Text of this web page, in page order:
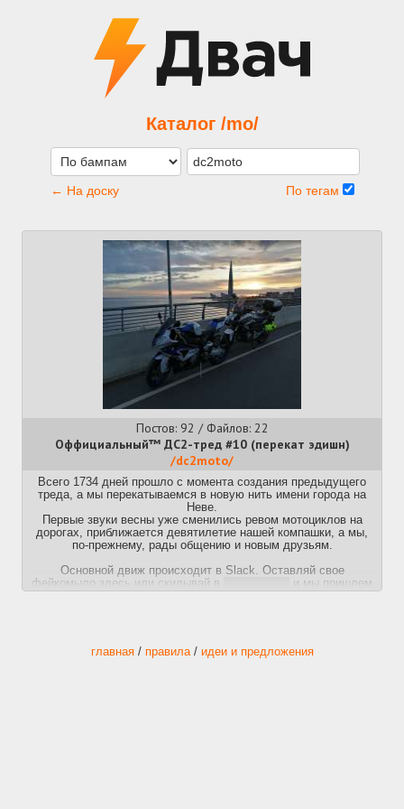
Каталог /mo/
← На доску По тегам
Постов: 92 / Файлов: 22
Оффициальный™ ДС2-тред #10 (перекат эдишн)
/dc2moto/
Всего 1734 дней прошло с момента создания предыдущего
треда, а мы перекатываемся в новую нить имени города на
Неве.
Первые звуки весны уже сменились ревом мотоциклов на
дорогах, приближается девятилетие нашей компашки, а мы,
по-прежнему, рады общению и новым друзьям.
Основной движ происходит в Slack. Оставляй свое
фейкомыло здесь или скидывай в
и мы пришлем
инвайт.
главная/ правила/ идеи и предложения